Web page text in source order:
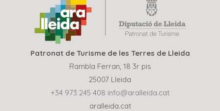
Patronat de Turisme de les Terres de Lleida
Rambla Ferran, 18 3r pis
25007 Lleida
+34 973 245 408 info@aralleida.cat
aralleida.cat